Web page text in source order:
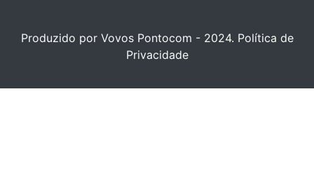
Produzido por Vovos Pontocom - 2024. Política de
Privacidade